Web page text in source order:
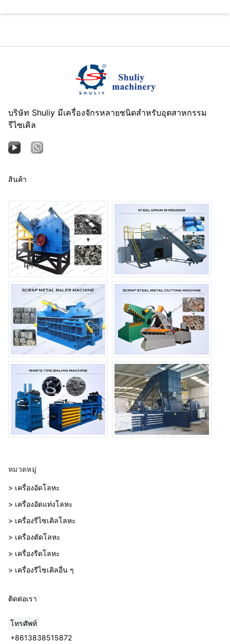
บริษัท Shuliy มีเครื่องจักรหลายชนิดสำหรับอุตสาหกรรม
รีไซเคิล
สินค้า
หมวดหมู่
> เครื่องอัดโลหะ
> เครื่องอัดแท่งโลหะ
> เครื่องรีไซเคิลโลหะ
> เครื่องตัดโลหะ
> เครื่องรีดโลหะ
> เครื่องรีไซเคิลอื่น ๆ
ติดต่อเรา
โทรศัพท์
+8613838515872